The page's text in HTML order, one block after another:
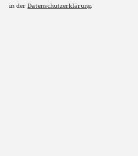
in der Datenschutzerklärung.